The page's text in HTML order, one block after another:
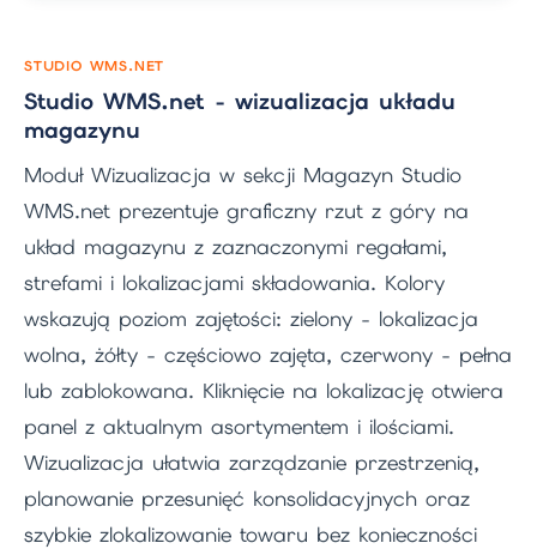
STUDIO WMS.NET
Studio WMS.net - wizualizacja układu
magazynu
Moduł Wizualizacja w sekcji Magazyn Studio
WMS.net prezentuje graficzny rzut z góry na
układ magazynu z zaznaczonymi regałami,
strefami i lokalizacjami składowania. Kolory
wskazują poziom zajętości: zielony - lokalizacja
wolna, żółty - częściowo zajęta, czerwony - pełna
lub zablokowana. Kliknięcie na lokalizację otwiera
panel z aktualnym asortymentem i ilościami.
Wizualizacja ułatwia zarządzanie przestrzenią,
planowanie przesunięć konsolidacyjnych oraz
szybkie zlokalizowanie towaru bez konieczności